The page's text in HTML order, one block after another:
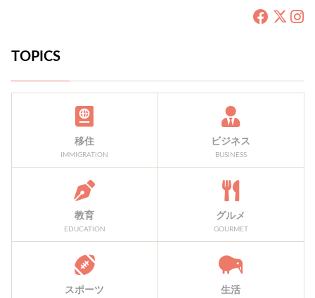
TOPICS
移住
IMMIGRATION
ビジネス
BUSINESS
教育
EDUCATION
グルメ
GOURMET
スポーツ 生活